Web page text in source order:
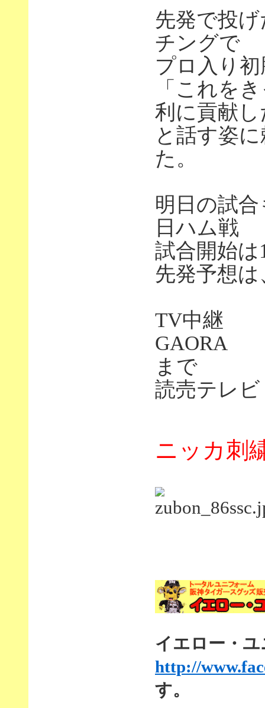
先発で投
チングで
プロ入り
「これを
利に貢献
と話す姿
た。
明日の試
日ハム戦
試合開始
先発予想
TV中継
GAORA
まで
読売テレ
ニッカ刺
イエロー・ユ
http://
す。